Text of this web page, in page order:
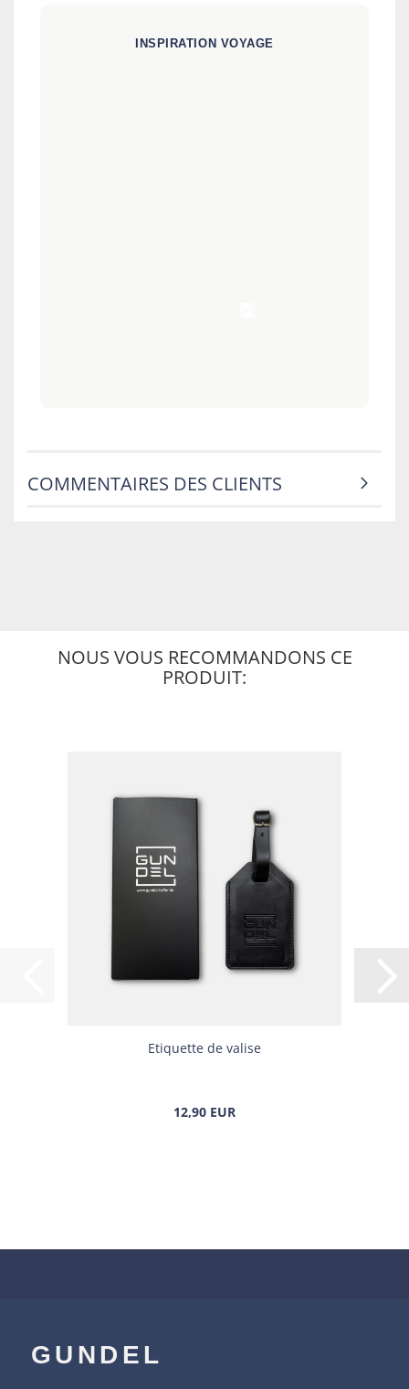
INSPIRATION VOYAGE
COMMENTAIRES DES CLIENTS
NOUS VOUS RECOMMANDONS CE
PRODUIT:
Eti­quette de va­lise
12,90 EUR
GUNDEL